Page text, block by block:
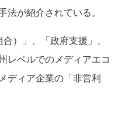
法が紹介されている。
）」、「政府支援」、
レベルでのメディアエコ
ディア企業の「非営利